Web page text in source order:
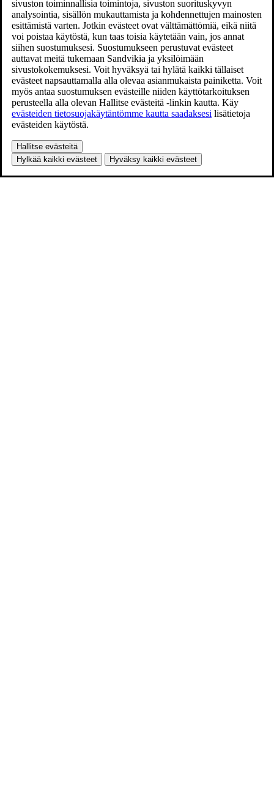
sivuston toiminnallisia toimintoja, sivuston suorituskyvyn
analysointia, sisällön mukauttamista ja kohdennettujen mainosten
esittämistä varten. Jotkin evästeet ovat välttämättömiä, eikä niitä
voi poistaa käytöstä, kun taas toisia käytetään vain, jos annat
siihen suostumuksesi. Suostumukseen perustuvat evästeet
auttavat meitä tukemaan Sandvikia ja yksilöimään
sivustokokemuksesi. Voit hyväksyä tai hylätä kaikki tällaiset
evästeet napsauttamalla alla olevaa asianmukaista painiketta. Voit
myös antaa suostumuksen evästeille niiden käyttötarkoituksen
perusteella alla olevan Hallitse evästeitä -linkin kautta. Käy
evästeiden tietosuojakäytäntömme kautta saadaksesi lisätietoja
evästeiden käytöstä.
Hallitse evästeitä
Hylkää kaikki evästeet
Hyväksy kaikki evästeet